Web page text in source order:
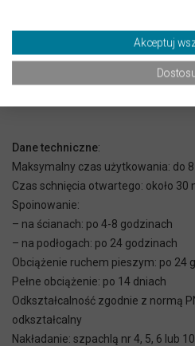
basenach i w zbiornikach na wodę
- w miejscach o słabej wentylacji
mieszkalnych, gdzie emisja pyłu
Dane techniczne:
Maksymalny czas użytkowania: do
Czas schnięcia otwartego: około 30
Spoinowanie:
– na ścianach: po 4-8 godzinach
– na podłogach: po 24 godzinach
Obciążenie ruchem pieszym: po 24
Pełne obciążenie: po 14 dniach
Odkształcalność zgodnie z normą
odkształcalny
Nakładanie: szpachlą nr 4, 5, 6 lub 10
Akceptuj